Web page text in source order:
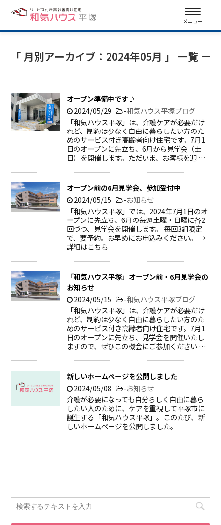
メニュー
「 月別アーカイブ：2024年05月 」 一覧
オープン準備中です♪
2024/05/29
-和気ハウス平塚ブログ
「和気ハウス平塚」は、介護ケアが必要だけ
れど、制約は少なく自由に暮らしたい方のた
めのサービス付き高齢者向け住宅です。7月1
日のオープンに先立ち、6月から見学会（土
日）を開催します。ただいま、お客様を迎 …
オープン前の6月見学会、参加受付中
2024/05/15
-お知らせ
「和気ハウス平塚」では、2024年7月1日のオ
ープンに先立ち、6月の毎週土曜・日曜に各2
回づつ、見学会を開催します。 毎回3組限定
で、要予約。お早めにお申込みください。 →
詳細はこちら
「和気ハウス平塚」オープン前・6月見学会の
お知らせ
2024/05/15
-和気ハウス平塚ブログ
「和気ハウス平塚」は、介護ケアが必要だけ
れど、制約は少なく自由に暮らしたい方のた
めのサービス付き高齢者向け住宅です。7月1
日のオープンに先立ち、見学会を開催いたし
ますので、ぜひこの機会にご参加ください …
新しいホームページを公開しました
2024/05/08
-お知らせ
介護が必要になっても自分らしく自由に暮ら
したい人のために、ケアを重視して平塚市に
誕生する「和気ハウス平塚」。このたび、新
しいホームページを公開しました。